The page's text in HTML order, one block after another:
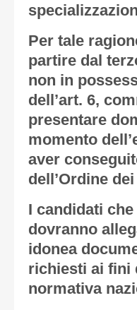
Per tale
partire dal
non in
dell’art. 6,
presentare
momento
aver
dell’Ordine
I candidati
dovranno
idonea
richiesti ai fini
normativa